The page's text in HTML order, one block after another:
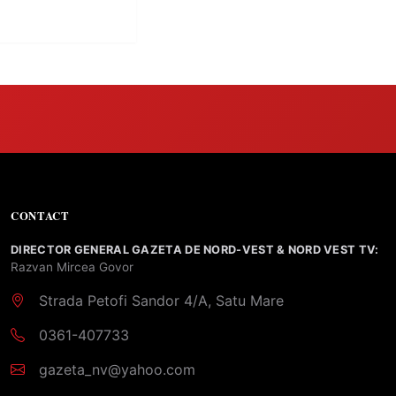
CONTACT
DIRECTOR GENERAL GAZETA DE NORD-VEST & NORD VEST TV:
Razvan Mircea Govor
Strada Petofi Sandor 4/A, Satu Mare
0361-407733
gazeta_nv@yahoo.com